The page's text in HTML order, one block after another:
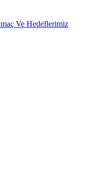
Ve Hedeflerimiz